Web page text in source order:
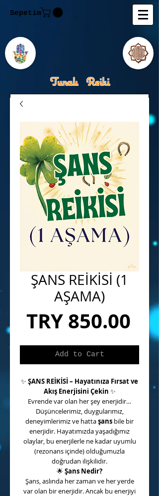
Sepetim
Tunalı Reiki
Kişisel Gelişimde Rehberiniz
Tanju M.Tunalı Özlem
Tunalı
ŞANS REİKİSİ (1
AŞAMA)
TRY 850.00
Add to Cart
✨ ŞANS REİKİSİ – Hayatınıza Fırsat ve
Akış Enerjisini Çekin ✨
Evrende var olan her şey enerjidir…
Düşüncelerimiz, duygularımız,
deneyimlerimiz ve hattaşans bile bir
enerjidir. Hayatımızda yaşadığımız
olaylar, bu enerjilerle ne kadar uyumlu
(rezonans içinde) olduğumuzla
doğrudan ilişkilidir.
🌟Şans Nedir?
Şans, aslında her zaman ve her yerde
var olan bir enerjidir. Ancak bu enerjiyi